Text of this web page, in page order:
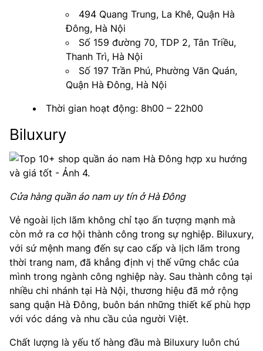
494 Quang Trung, La Khê, Quận Hà
Đông, Hà Nội
Số 159 đường 70, TDP 2, Tân Triều,
Thanh Trì, Hà Nội
Số 197 Trần Phú, Phường Văn Quán,
Quận Hà Đông, Hà Nội
Thời gian hoạt động: 8h00 – 22h00
Biluxury
Cửa hàng quần áo nam uy tín ở Hà Đông
Vẻ ngoài lịch lãm không chỉ tạo ấn tượng mạnh mà
còn mở ra cơ hội thành công trong sự nghiệp. Biluxury,
với sứ mệnh mang đến sự cao cấp và lịch lãm trong
thời trang nam, đã khẳng định vị thế vững chắc của
mình trong ngành công nghiệp này. Sau thành công tại
nhiều chi nhánh tại Hà Nội, thương hiệu đã mở rộng
sang quận Hà Đông, buôn bán những thiết kế phù hợp
với vóc dáng và nhu cầu của người Việt.
Chất lượng là yếu tố hàng đầu mà Biluxury luôn chú